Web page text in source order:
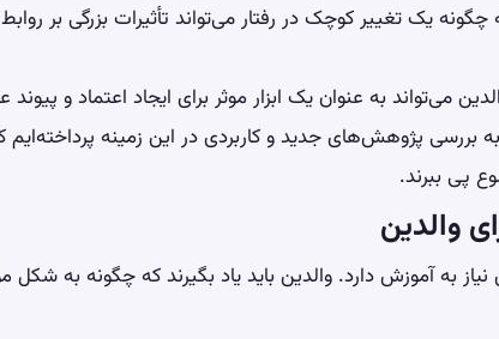
یک تغییر کوچک در رفتار می‌تواند تأثیرات بزرگی بر
به عنوان یک ابزار موثر برای ایجاد اعتماد و پیوند
بررسی پژوهش‌های جدید و کاربردی در این زمینه پرداخته‌ایم
پی ببرند.
والدین
به آموزش دارد. والدین باید یاد بگیرند که چگونه به شکل